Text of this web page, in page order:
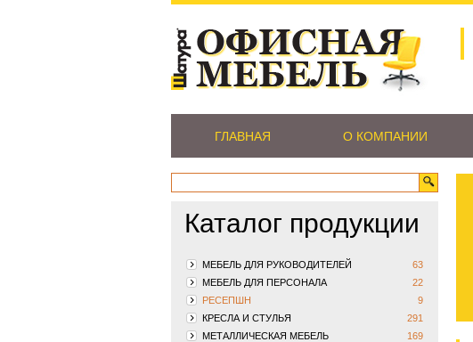
ГЛАВНАЯ О КОМПАНИИ
Каталог продукции
МЕБЕЛЬ ДЛЯ РУКОВОДИТЕЛЕЙ
63
МЕБЕЛЬ ДЛЯ ПЕРСОНАЛА
22
РЕСЕПШН
9
КРЕСЛА И СТУЛЬЯ
291
МЕТАЛЛИЧЕСКАЯ МЕБЕЛЬ
169